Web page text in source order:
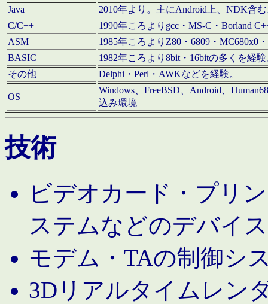
Java
2010年より。主にAndroid上、NDK含
C/C++
1990年ころよりgcc・MS-C・Borland
ASM
1985年ころよりZ80・6809・MC680x0
BASIC
1982年ころより8bit・16bitの多くを経
その他
Delphi・Perl・AWKなどを経験。
OS
Windows、FreeBSD、Android、
込み環境
技術
ビデオカード・プリ
ステムなどのデバイ
モデム・TAの制御シ
3Dリアルタイムレン